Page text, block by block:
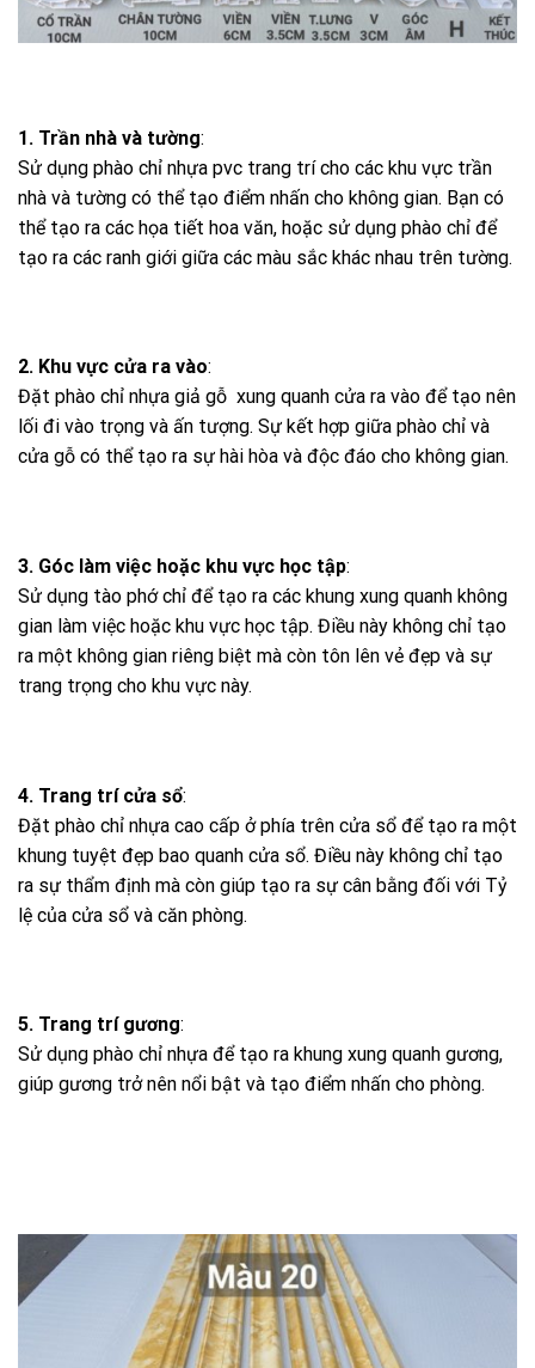
1. Trần nhà và tường:
Sử dụng phào chỉ nhựa pvc trang trí cho các khu vực trần
nhà và tường có thể tạo điểm nhấn cho không gian. Bạn có
thể tạo ra các họa tiết hoa văn, hoặc sử dụng phào chỉ để
tạo ra các ranh giới giữa các màu sắc khác nhau trên tường.
2. Khu vực cửa ra vào:
Đặt phào chỉ nhựa giả gỗ xung quanh cửa ra vào để tạo nên
lối đi vào trọng và ấn tượng. Sự kết hợp giữa phào chỉ và
cửa gỗ có thể tạo ra sự hài hòa và độc đáo cho không gian.
3. Góc làm việc hoặc khu vực học tập:
Sử dụng tào phớ chỉ để tạo ra các khung xung quanh không
gian làm việc hoặc khu vực học tập. Điều này không chỉ tạo
ra một không gian riêng biệt mà còn tôn lên vẻ đẹp và sự
trang trọng cho khu vực này.
4. Trang trí cửa sổ:
Đặt phào chỉ nhựa cao cấp ở phía trên cửa sổ để tạo ra một
khung tuyệt đẹp bao quanh cửa sổ. Điều này không chỉ tạo
ra sự thẩm định mà còn giúp tạo ra sự cân bằng đối với Tỷ
lệ của cửa sổ và căn phòng.
5. Trang trí gương:
Sử dụng phào chỉ nhựa để tạo ra khung xung quanh gương,
giúp gương trở nên nổi bật và tạo điểm nhấn cho phòng.